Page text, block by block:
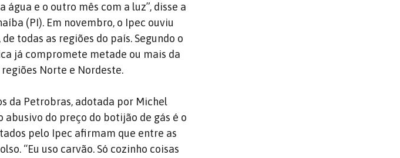
água e o outro mês com a luz”, disse a
(PI). Em novembro, o Ipec ouviu
todas as regiões do país. Segundo o
já compromete metade ou mais da
Norte e Nordeste.
da Petrobras, adotada por Michel
do preço do botijão de gás é o
pelo Ipec afirmam que entre as
“Eu uso carvão. Só cozinho coisas